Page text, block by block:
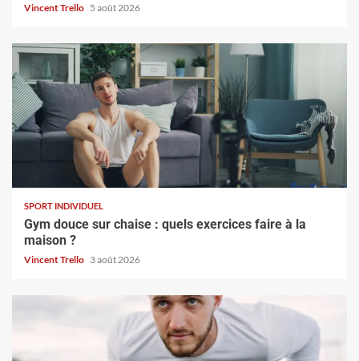
Vincent Trello 5 août 2026
SPORT INDIVIDUEL
Gym douce sur chaise : quels exercices faire à la
maison ?
Vincent Trello 3 août 2026